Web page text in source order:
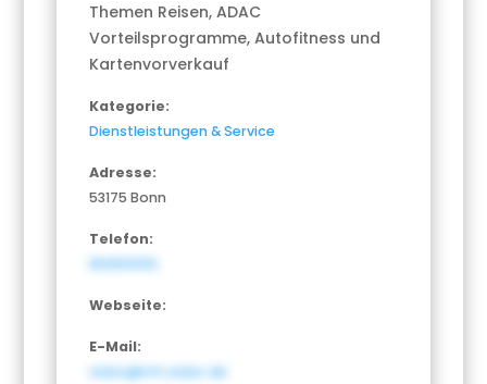
Themen Reisen, ADAC
Vorteilsprogramme, Autofitness und
Kartenvorverkauf
Kategorie:
Dienstleistungen & Service
Adresse:
53175 Bonn
Telefon:
8005101112
Webseite:
E-Mail:
adac@nrh.adac.de